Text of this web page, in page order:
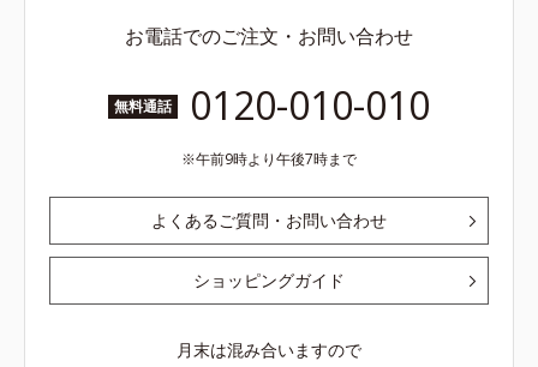
お電話でのご注文・お問い合わせ
無料通話 0120-010-010
午前9時より午後7時まで
よくあるご質問・お問い合わせ
ショッピングガイド
月末は混み合いますので